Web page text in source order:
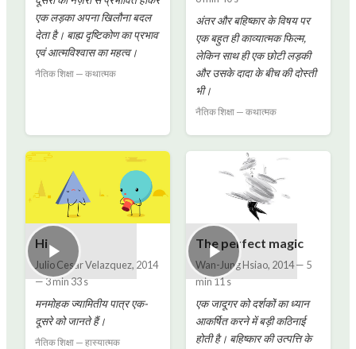
एक लड़का अपना खिलौना बदल
देता है। बाह्य दृष्टिकोण का प्रभाव
एवं आत्मविश्वास का महत्व।
नैतिक शिक्षा — कथात्मक
अंतर और बहिष्कार के विषय पर
एक बहुत ही काव्यात्मक फिल्म,
लेकिन साथ ही एक छोटी लड़की
और उसके दादा के बीच की दोस्ती
भी।
नैतिक शिक्षा — कथात्मक
Hi
Julio Cesar Velazquez, 2014
—3 min 33 s
मनमोहक ज्यामितीय पात्र एक-
दूसरे को जानते हैं।
नैतिक शिक्षा — हास्यात्मक
The perfect magic
Wan-Jung Hsiao, 2014— 5
min 11 s
एक जादूगर को दर्शकों का ध्यान
आकर्षित करने में बड़ी कठिनाई
होती है। बहिष्कार की उत्पत्ति के